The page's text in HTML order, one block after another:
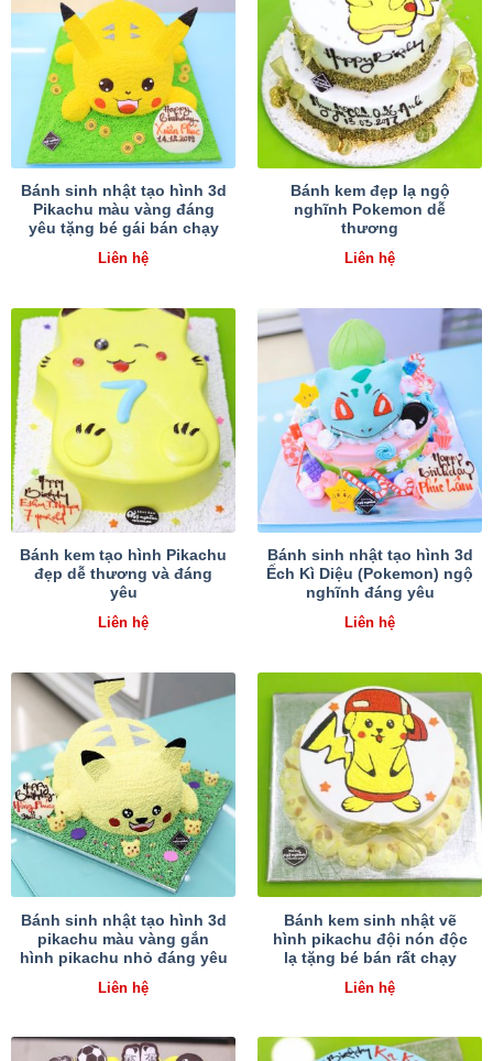
Bánh sinh nhật tạo hình 3d
Pikachu màu vàng đáng
yêu tặng bé gái bán chạy
Liên hệ
Bánh kem đẹp lạ ngộ
nghĩnh Pokemon dễ
thương
Liên hệ
Bánh kem tạo hình Pikachu
đẹp dễ thương và đáng
yêu
Liên hệ
Bánh sinh nhật tạo hình 3d
Ếch Kì Diệu (Pokemon) ngộ
nghĩnh đáng yêu
Liên hệ
Bánh sinh nhật tạo hình 3d
pikachu màu vàng gắn
hình pikachu nhỏ đáng yêu
Liên hệ
Bánh kem sinh nhật vẽ
hình pikachu đội nón độc
lạ tặng bé bán rất chạy
Liên hệ